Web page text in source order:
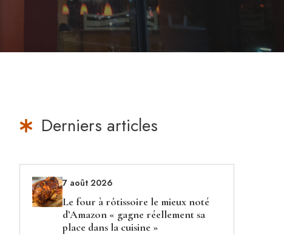
Derniers articles
7 août 2026
Le four à rôtissoire le mieux noté
d’Amazon « gagne réellement sa
place dans la cuisine »